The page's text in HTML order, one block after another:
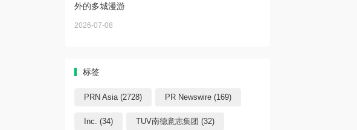
外的多城漫游
2026-07-08
标签
PRN Asia (2728) PR Newswire (169)
Inc. (34) TUV南德意志集团 (32)